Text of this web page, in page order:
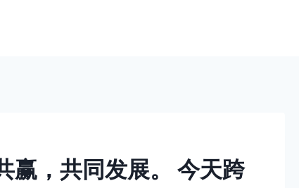
赢，共同发展。 今天跨